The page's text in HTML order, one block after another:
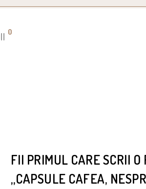
0
FII PRIMUL CARE SCRII
„CAPSULE CAFEA,